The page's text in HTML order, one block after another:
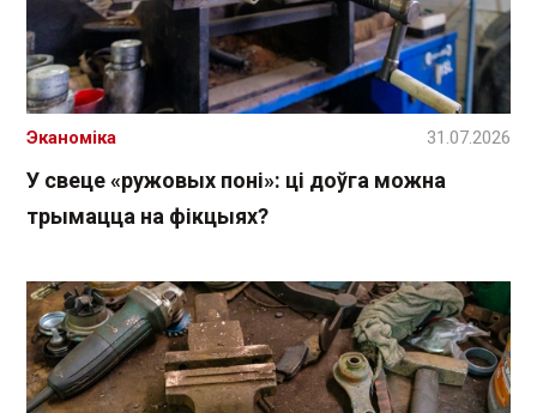
У свеце «ружовых поні»: ці доўга можна
трымацца на фікцыях?
Эканоміка 31.07.2026